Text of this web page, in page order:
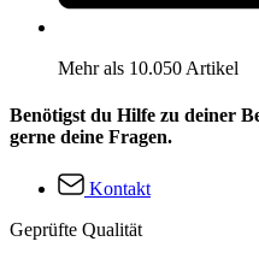
Mehr als 10.050 Artikel
Benötigst du Hilfe zu deiner
gerne deine Fragen.
Kontakt
Geprüfte Qualität